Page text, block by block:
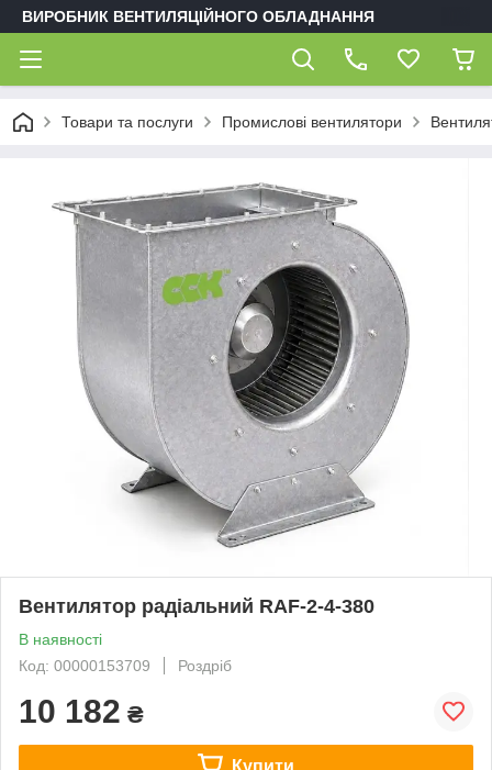
ВИРОБНИК ВЕНТИЛЯЦІЙНОГО ОБЛАДНАННЯ
Товари та послуги Промислові вентилятори
Вентилятор радіальний RAF-2-4-380
В наявності
Код: 00000153709
Роздріб
10 182 ₴
Купити